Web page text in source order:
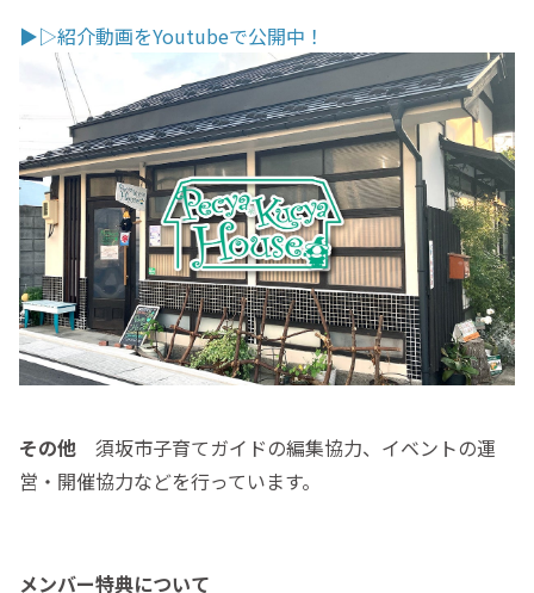
▶︎▷紹介動画をYoutubeで公開中！
その他 須坂市子育てガイドの編集協力、イベントの運
営・開催協力などを行っています。
メンバー特典について